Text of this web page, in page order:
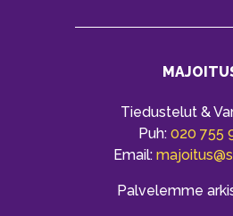
Tiedustelut &
Puh: 020 755
Email:
Palvelemme